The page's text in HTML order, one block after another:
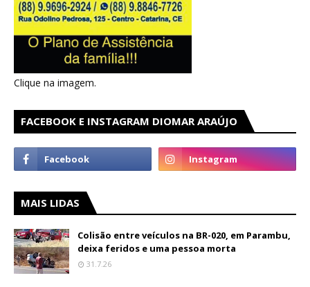
Clique na imagem.
FACEBOOK E INSTAGRAM DIOMAR ARAÚJO
MAIS LIDAS
Colisão entre veículos na BR-020, em Parambu,
deixa feridos e uma pessoa morta
31.7.26